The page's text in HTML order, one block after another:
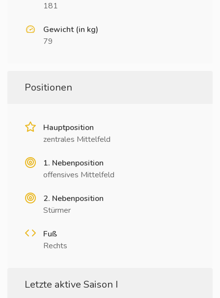
181
Gewicht (in kg)
79
Positionen
Hauptposition
zentrales Mittelfeld
1. Nebenposition
offensives Mittelfeld
2. Nebenposition
Stürmer
Fuß
Rechts
Letzte aktive Saison I